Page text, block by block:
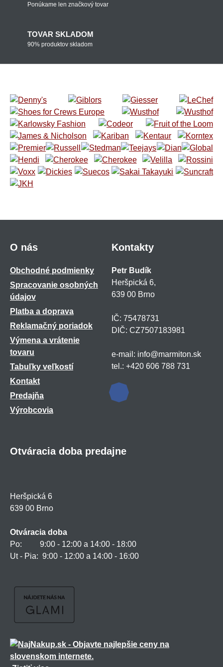
Ponúkame len značkový tovar
TOVAR SKLADOM
90% produktov skladom
O nás
Obchodné podmienky
Spracovanie osobných
údajov
Platba a doprava
Reklamačný poriadok
Výmena a vrátenie
tovaru
Tabuľky veľkostí
Kontakt
Predajňa
Výrobcovia
Kontakty
Petr Budík
Heršpická 6,
639 00 Brno
IČ: 75478731
DIČ: CZ7507183981
e-mail: info@marmiton.sk
tel.: +420 606 788 731
Otváracia doba predajne
Heršpická 6
639 00 Brno
Otváracia doba
Po: 9:00 - 12:00 a 14:00 - 18:00
Ut - Pia: 9:00 - 12:00 a 14:00 - 16:00